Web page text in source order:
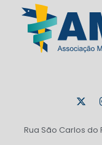
Rua São Carlos do